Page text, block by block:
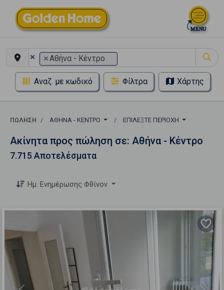
× ×Αθήνα - Κέντρο
Αναζ. με κωδικό Φίλτρα Χάρτης
ΠΏΛΗΣΗ ΑΘΉΝΑ - ΚΈΝΤΡΟ ΕΠΙΛΈΞΤΕ ΠΕΡΙΟΧΉ
Ακίνητα προς πώληση σε: Αθήνα - Κέντρο
7.715 Αποτελέσματα
Ημ. Ενημέρωσης Φθίνον